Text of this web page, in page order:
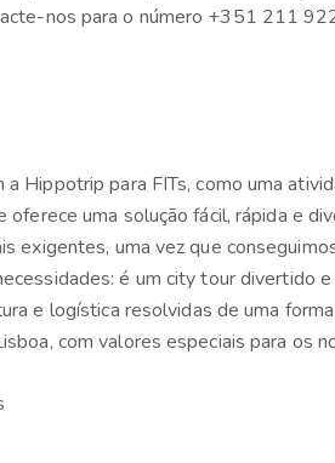
nos para o número +351 211
a Hippotrip para FITs, como uma
oferece uma solução fácil, rápida e
exigentes, uma vez que
é um city tour divertido
e logística resolvidas de uma
com valores especiais para os